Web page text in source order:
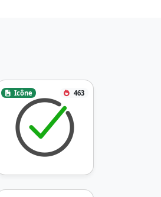
Icône 463